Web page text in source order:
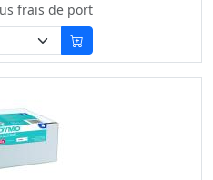
frais de port